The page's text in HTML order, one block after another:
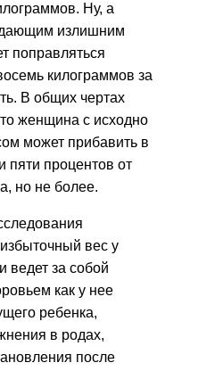
Ну, а
излишним
поправляться
килограммов за
В общих чертах
женщина с исходно
может прибавить в
пяти процентов от
но не более.
вес у
ведет за собой
как у нее
ребенка,
в родах,
после